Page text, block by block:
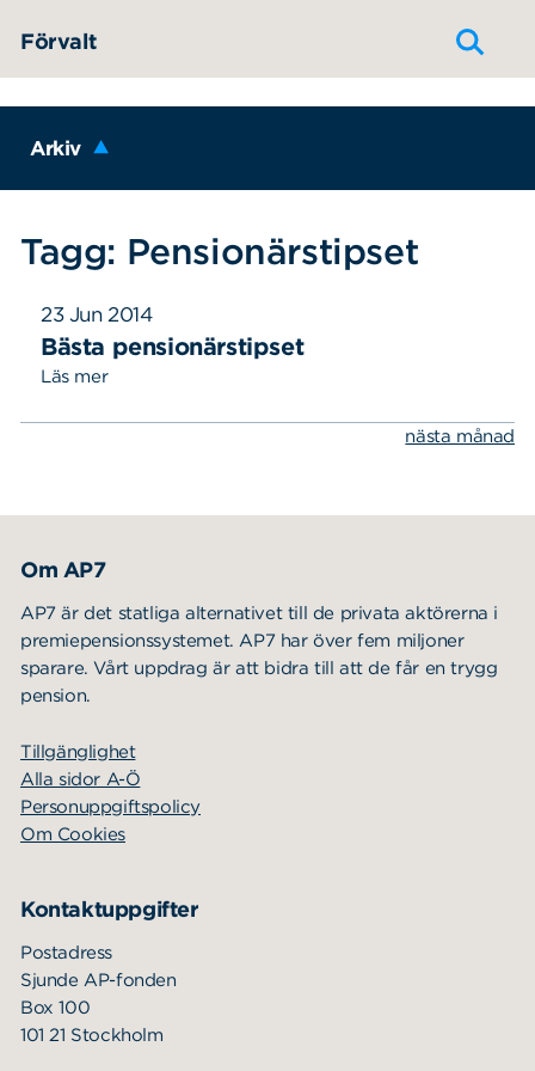
Förvalt
Arkiv
Tagg: Pensionärstipset
23 Jun 2014
Bästa pensionärstipset
Läs mer
nästa månad
Om AP7
AP7 är det statliga alternativet till de privata aktörerna i
premiepensionssystemet. AP7 har över fem miljoner
sparare. Vårt uppdrag är att bidra till att de får en trygg
pension.
Tillgänglighet
Alla sidor A-Ö
Personuppgiftspolicy
Om Cookies
Kontaktuppgifter
Postadress
Sjunde AP-fonden
Box 100
101 21 Stockholm